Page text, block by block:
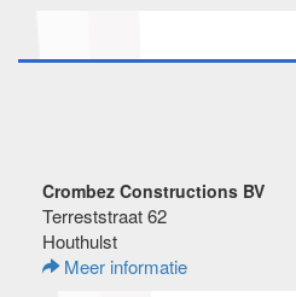
Crombez Constructions BV
Terreststraat 62
Houthulst
Meer informatie